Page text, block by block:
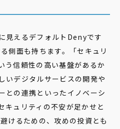
見えるデフォルトDenyです
側面も持ちます。「セキュリ
う信頼性の高い基盤があるか
いデジタルサービスの開発や
との連携といったイノベーシ
キュリティの不安が足かせと
けるための、攻めの投資とも